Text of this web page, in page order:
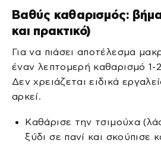
Βαθύς καθαρισμός:
και πρακτικό)
Για να πιάσει αποτέλεσμα
έναν λεπτομερή καθαρισμό
Δεν χρειάζεται ειδικά
αρκεί.
Καθάρισε την τσιμούχα
ξύδι σε πανί και σκούπισε